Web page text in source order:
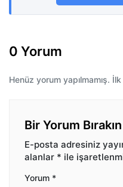
0 Yorum
Henüz yorum yapılmamış.
Bir Yorum Bırakın
E-posta adresiniz
alanlar * ile
Yorum *